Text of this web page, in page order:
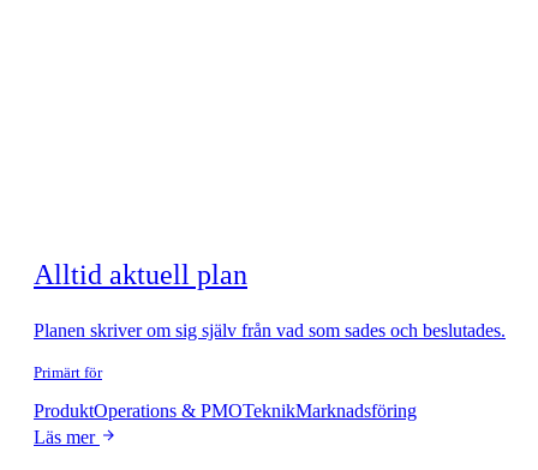
Alltid aktuell plan
Planen skriver om sig själv från vad som sades och beslutades.
Primärt för
ProduktOperations & PMOTeknikMarknadsföring
Läs mer